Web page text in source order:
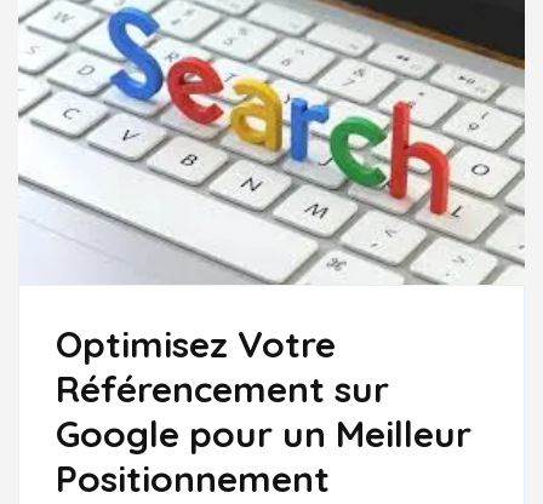
Optimisez Votre
Référencement sur
Google pour un Meilleur
Positionnement